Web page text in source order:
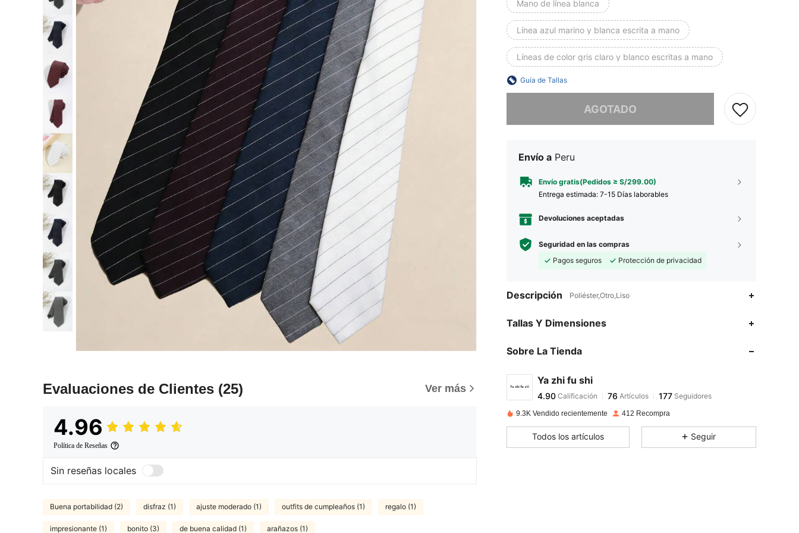
Evaluaciones de Clientes (25) Ver más
4.96
Política de Reseñas
Sin reseñas locales
Buena portabilidad (2) disfraz (1) ajuste moderado (1) outfits de cumpleaños (1) regalo (1)
impresionante (1) bonito (3) de buena calidad (1) arañazos (1)
Mano de línea blanca
Línea azul marino y blanca escrita a mano
Líneas de color gris claro y blanco escritas a mano
Guía de Tallas
AGOTADO
Envío a Peru
Envío gratis(Pedidos ≥ S/299.00)
Entrega estimada: 7-15 Días laborables
Devoluciones aceptadas
Seguridad en las compras
Pagos seguros
Protección de privacidad
Descripción Poliéster,Otro,Liso
Tallas Y Dimensiones
Sobre La Tienda
Ya zhi fu shi
4.90
4.90 Calificación
s***4seguidoHace 1 día
4.90
9.3K Vendido recientemente 412 Recompra
Todos los artículos Seguir